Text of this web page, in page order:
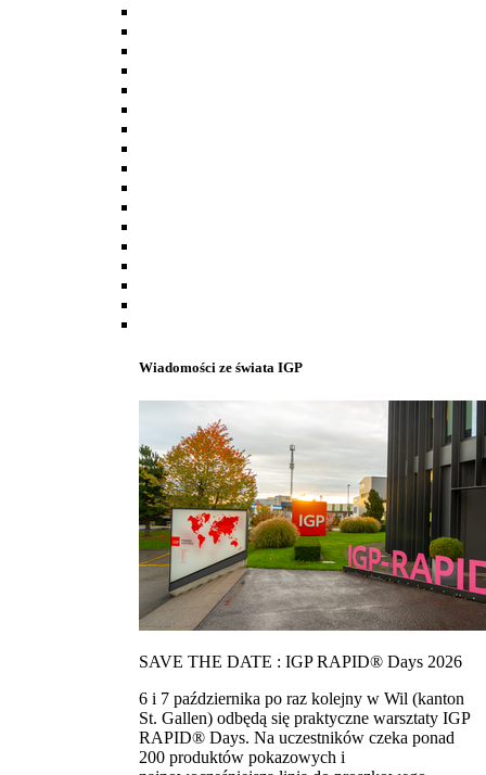
Wiadomości ze świata IGP
SAVE THE DATE : IGP RAPID® Days 2026
6 i 7 października po raz kolejny w Wil (kanton
St. Gallen) odbędą się praktyczne warsztaty IGP
RAPID® Days. Na uczestników czeka ponad
200 produktów pokazowych i